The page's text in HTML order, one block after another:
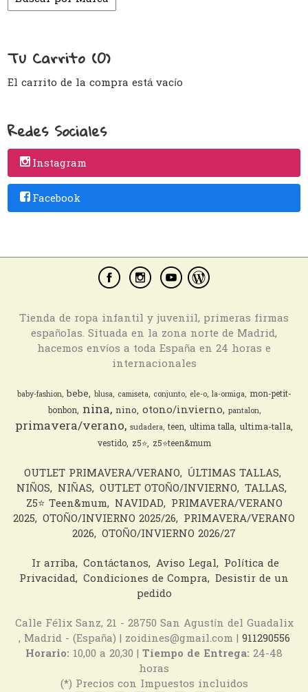
Tu Carrito (0)
El carrito de la compra está vacío
Redes Sociales
Instagram
Facebook
Tienda de ropa infantil y juveniil, primeras firmas
españolas. Situada en la zona norte de Madrid,
hacemos envíos a toda España en 24 horas e
internacionales
baby-fashion bebe blusa camiseta conjunto ele-o la-ormiga mon-petit-
bonbon nina nino otono/invierno pantalon
primavera/verano sudadera teen ultima talla ultima-talla
vestido z5⭐️ z5⭐️teen&mum
OUTLET PRIMAVERA/VERANO ÚLTIMAS TALLAS
NIÑOS NIÑAS OUTLET OTOÑO/INVIERNO TALLAS
Z5⭐️ Teen&mum NAVIDAD PRIMAVERA/VERANO
2025 OTOÑO/INVIERNO 2025/26 PRIMAVERA/VERANO
2026 OTOÑO/INVIERNO 2026/27
Ir arriba Contáctanos Aviso Legal Política de
Privacidad Condiciones de Compra Desistir de un
pedido
Calle Félix Sanz, 21 - 28750 San Agustín del Guadalix
, Madrid - (España) | zoidines@gmail.com | 911290556
Horario: 10,00 a 20,30 | Tiempo de Entrega: 24-48
horas
(*) Precios con Impuestos incluidos